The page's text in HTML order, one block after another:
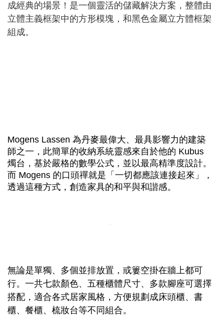
成經典的場景！是一個靈活的儲藏解決方案，整體由
立體主義框架中的方形模塊，和黑色金屬立方體框架
組成。
Mogens Lassen 為丹麥最偉大、最具影響力的建築
師之一，此簡單的收納系統靈感來自於他的 Kubus
燭台，基於嚴格的數學公式，並以最高精準度設計。
而 Mogens 的口頭禪就是「一切都應該連接起來」，
透過這種方式，創造家具的和平與和諧感。
無論是單獨、多個並排放置，或簍空掛在牆上都可
行。一共七款顏色、五種櫃體尺寸、多款腳座可選擇
搭配，適合各式居家風格，方便規劃成床頭櫃、書
櫃、餐櫃、梳妝台等不同組合。